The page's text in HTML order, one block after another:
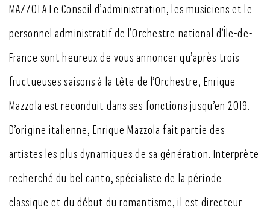
MAZZOLA Le Conseil d’administration, les musiciens et le
personnel administratif de l’Orchestre national d’Île-de-
France sont heureux de vous annoncer qu’après trois
fructueuses saisons à la tête de l’Orchestre, Enrique
Mazzola est reconduit dans ses fonctions jusqu’en 2019.
D’origine italienne, Enrique Mazzola fait partie des
artistes les plus dynamiques de sa génération. Interprète
recherché du bel canto, spécialiste de la période
classique et du début du romantisme, il est directeur